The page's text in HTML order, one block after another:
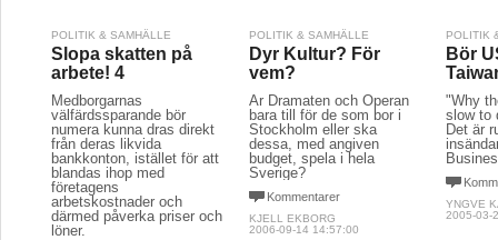
POLITIK & SAMHÄLLE
Slopa skatten på
arbete! 4
Medborgarnas
välfärdssparande bör
numera kunna dras direkt
från deras likvida
bankkonton, istället för att
blandas ihop med
företagens
arbetskostnader och
därmed påverka priser och
löner.
POLITIK & SAMHÄLLE
Dyr Kultur? För
vem?
Är Dramaten och Operan
bara till för de som bor i
Stockholm eller ska
dessa, med angiven
budget, spela i hela
Sverige?
Kommentarer
KJELL EKBORG
2006-09-14 14:57:00
POLITIK
Bör
"Why
slow to
Det är
YNGVE
2005-03-